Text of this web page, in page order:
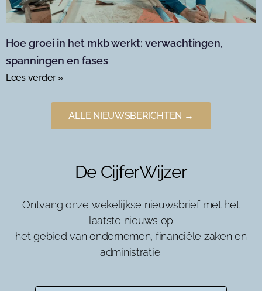
Hoe groei in het mkb werkt: verwachtingen,
spanningen en fases
Lees verder »
ALLE NIEUWSBERICHTEN →
De CijferWijzer
Ontvang onze wekelijkse nieuwsbrief met het
laatste nieuws op
het gebied van ondernemen, financiële zaken en
administratie.